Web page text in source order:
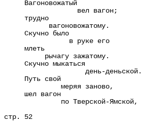
Вагоновожатый
вел вагон;
трудно
вагоновожатому.
Скучно было
в руке его
млеть
рычагу зажатому.
Скучно мыкаться
день-деньской.
Путь свой
меряя заново,
шел вагон
по Тверской-Ямской,
стр. 52